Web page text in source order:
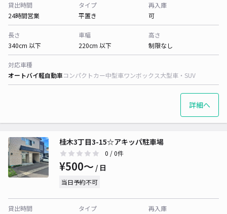
貸出時間
24時間営業
タイプ
平置き
再入庫
可
長さ
340cm 以下
車幅
220cm 以下
高さ
制限なし
対応車種
オートバイ軽自動車コンパクトカー中型車ワンボックス大型車・SUV
詳細へ
桂木3丁目3-15☆アキッパ駐車場
0 / 0件
¥500〜 / 日
当日予約不可
貸出時間
タイプ
再入庫